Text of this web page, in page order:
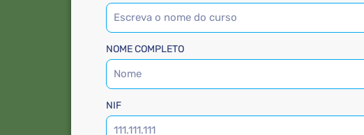
NOME COMPLETO
NIF